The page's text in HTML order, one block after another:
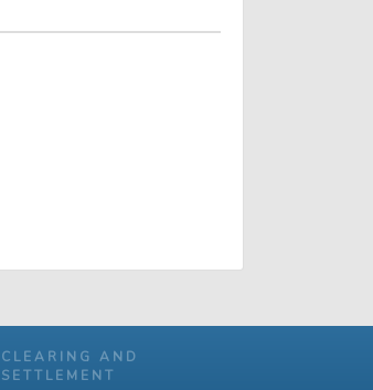
CLEARING AND
SETTLEMENT